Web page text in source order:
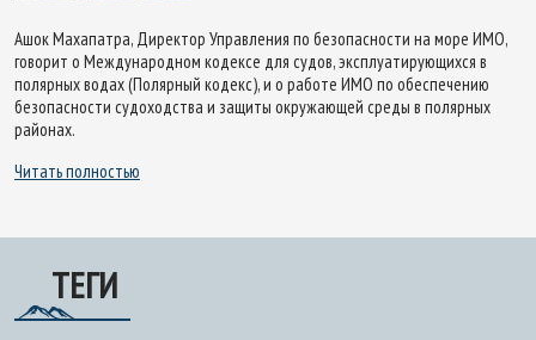
Ашок Махапатра, Директор Управления по безопасности на море ИМО,
говорит о Международном кодексе для судов, эксплуатирующихся в
полярных водах (Полярный кодекс), и о работе ИМО по обеспечению
безопасности судоходства и защиты окружающей среды в полярных
районах.
Читать полностью
ТЕГИ